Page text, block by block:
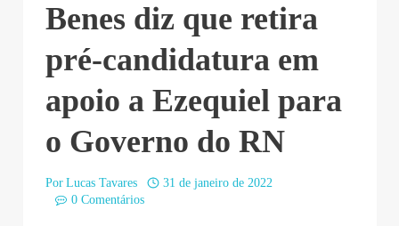
Benes diz que retira
pré-candidatura em
apoio a Ezequiel para
o Governo do RN
Por Lucas Tavares
31 de janeiro de 2022
0 Comentários